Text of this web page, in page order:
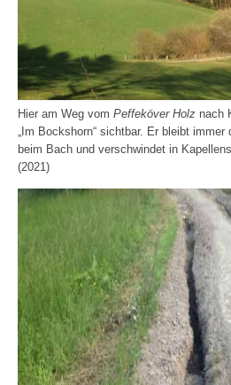
Hier am Weg vom Peffeköver Holz nach
„Im Bockshorn“ sichtbar. Er bleibt
beim Bach und verschwindet in
(2021)